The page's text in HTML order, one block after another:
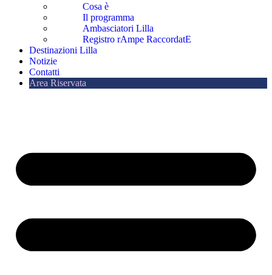
Cosa è
Il programma
Ambasciatori Lilla
Registro rAmpe RaccordatE
Destinazioni Lilla
Notizie
Contatti
Area Riservata